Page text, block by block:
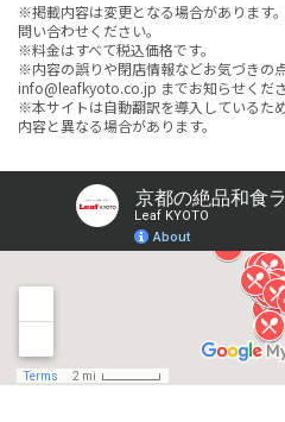
※掲載内容は変更となる場合があります
問い合わせください。
※料金はすべて税込価格です。
※内容の誤りや閉店情報などお気づきの
info@leafkyoto.co.jp までお知らせくださ
※本サイトは自動翻訳を導入しているた
内容と異なる場合があります。